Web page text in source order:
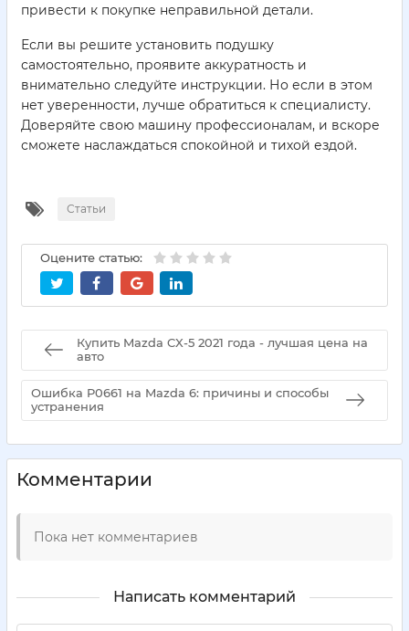
привести к покупке неправильной детали.
Если вы решите установить подушку
самостоятельно, проявите аккуратность и
внимательно следуйте инструкции. Но если в этом
нет уверенности, лучше обратиться к специалисту.
Доверяйте свою машину профессионалам, и вскоре
сможете наслаждаться спокойной и тихой ездой.
Статьи
Оцените статью:
Купить Mazda CX-5 2021 года - лучшая цена на
авто
Ошибка P0661 на Mazda 6: причины и способы
устранения
Комментарии
Пока нет комментариев
Написать комментарий